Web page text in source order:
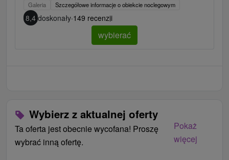
Galeria Szczegółowe informacje o obiekcie noclegowym
8,4 doskonały·149 recenzji
wybierać
Wybierz z aktualnej oferty
Ta oferta jest obecnie wycofana! Proszę
wybrać inną ofertę.
Pokaż
więcej